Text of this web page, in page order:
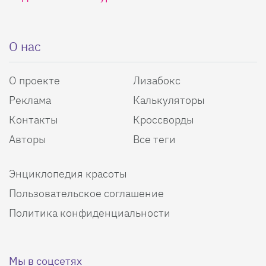
О нас
О проекте
Реклама
Контакты
Авторы
Лизабокс
Калькуляторы
Кроссворды
Все теги
Энциклопедия красоты
Пользовательское соглашение
Политика конфиденциальности
Мы в соцсетях